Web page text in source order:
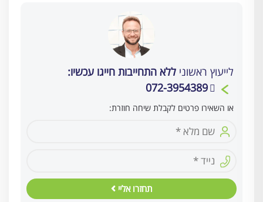
לייעוץ ראשוני ללא התחייבות חייגו עכשיו:
072-3954389
או השאירו פרטים לקבלת שיחה חוזרת:
תחזרו אליי